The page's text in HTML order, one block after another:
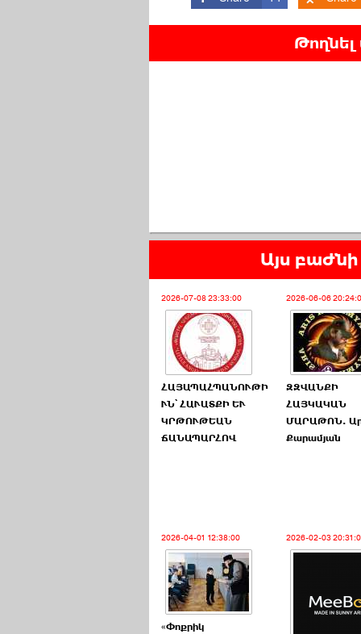
Թողնել
Այս բաժնի
2026-07-08 23:33:00
ՀԱՅԱՊԱՀՊԱՆՈՒԹԻ
ՒՆ՝ ՀԱՒԱՏՔԻ ԵՒ
ԿՐԹՈՒԹԵԱՆ
ՃԱՆԱՊԱՐՀՈՎ
2026-06-06
ԶԶՎԱՆՔԻ
ՀԱՅԿԱԿԱՆ
ՄԱՐԱԹՈՆ.
Քարամյան
2026-04-01 12:38:00
«Փոքրիկ
2026-02-03